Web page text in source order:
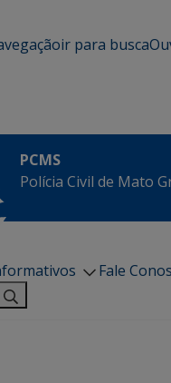
ir para busca
PCMS
Polícia Civil de Mato
Fale